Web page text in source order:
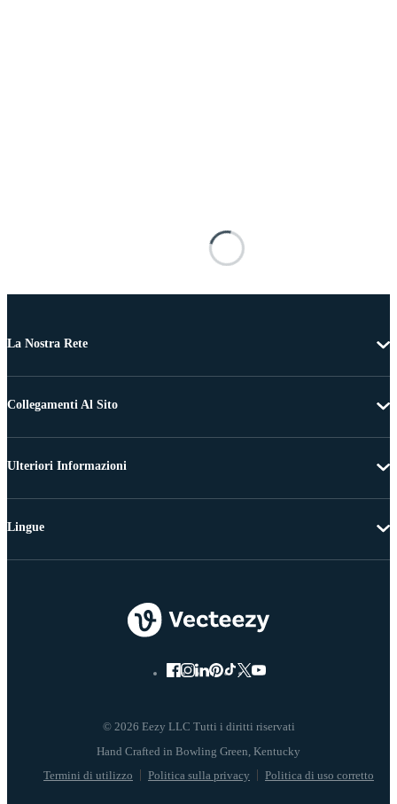
La Nostra Rete
Collegamenti Al Sito
Ulteriori Informazioni
© 2026 Eezy LLC Tutti i diritti riservati
Termini di utilizzo Politica sulla privacy Politica di uso corretto
Lingue